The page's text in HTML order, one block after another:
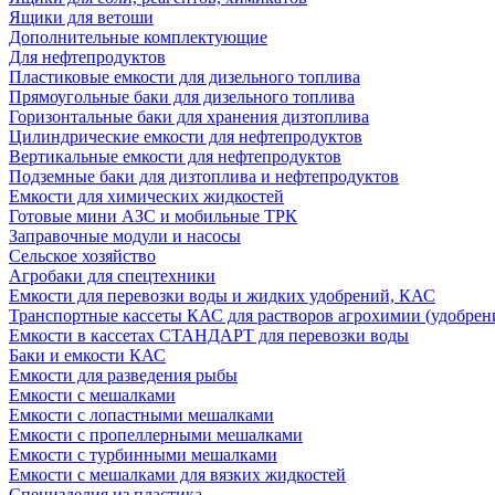
Ящики для ветоши
Дополнительные комплектующие
Для нефтепродуктов
Пластиковые емкости для дизельного топлива
Прямоугольные баки для дизельного топлива
Горизонтальные баки для хранения дизтоплива
Цилиндрические емкости для нефтепродуктов
Вертикальные емкости для нефтепродуктов
Подземные баки для дизтоплива и нефтепродуктов
Емкости для химических жидкостей
Готовые мини АЗС и мобильные ТРК
Заправочные модули и насосы
Сельское хозяйство
Агробаки для спецтехники
Емкости для перевозки воды и жидких удобрений, КАС
Транспортные кассеты КАС для растворов агрохимии
Емкости в кассетах СТАНДАРТ для перевозки воды
Баки и емкости КАС
Емкости для разведения рыбы
Емкости с мешалками
Емкости с лопастными мешалками
Емкости с пропеллерными мешалками
Емкости с турбинными мешалками
Емкости с мешалками для вязких жидкостей